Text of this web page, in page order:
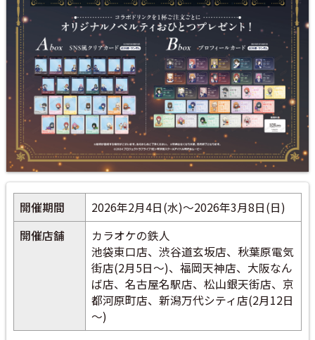
開催期間
2026年2月4日(水)～2026年3月8日(日)
開催店舗
カラオケの鉄人
池袋東口店、渋谷道玄坂店、秋葉原電気
街店(2月5日～)、福岡天神店、大阪なん
ば店、名古屋名駅店、松山銀天街店、京
都河原町店、新潟万代シティ店(2月12日
～)